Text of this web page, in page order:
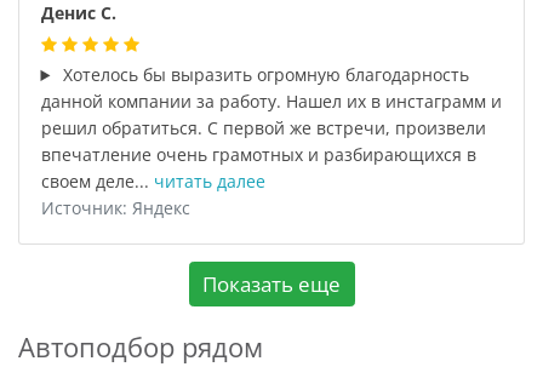
Денис С.
Хотелось бы выразить огромную благодарность
данной компании за работу. Нашел их в инстаграмм и
решил обратиться. С первой же встречи, произвели
впечатление очень грамотных и разбирающихся в
своем деле... читать далее
Источник: Яндекс
Показать еще
Автоподбор рядом